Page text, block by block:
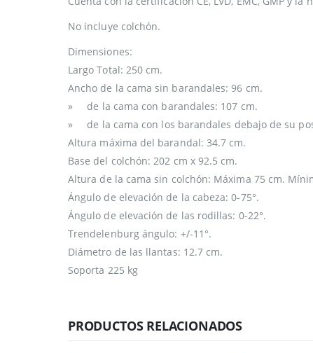
No incluye colchón.
Dimensiones:
Largo Total: 250 cm.
Ancho de la cama sin barandales: 96 cm.
» de la cama con barandales: 107 cm.
» de la cama con los barandales debajo de su
Altura máxima del barandal: 34.7 cm.
Base del colchón: 202 cm x 92.5 cm.
Altura de la cama sin colchón: Máxima 75 cm.
Ángulo de elevación de la cabeza: 0-75°.
Ángulo de elevación de las rodillas: 0-22°.
Trendelenburg ángulo: +/-11°.
Diámetro de las llantas: 12.7 cm.
Soporta 225 kg
PRODUCTOS RELACIONADOS